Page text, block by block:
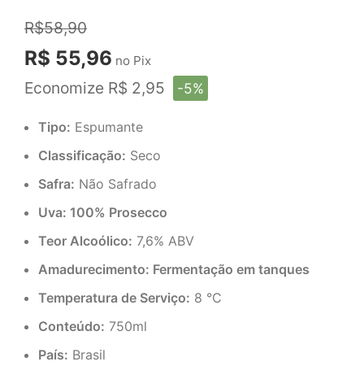
R$58,90
R$ 55,96 no Pix
Economize R$ 2,95 -5%
Tipo: Espumante
Classificação: Seco
Safra: Não Safrado
Uva: 100% Prosecco
Teor Alcoólico: 7,6% ABV
Amadurecimento: Fermentação em tanques
Temperatura de Serviço: 8 °C
Conteúdo: 750ml
País: Brasil